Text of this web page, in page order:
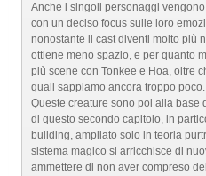
Anche i singoli personaggi
con un deciso focus sulle loro
nonostante il cast diventi molto più
ottiene meno spazio, e per quanto
più scene con Tonkee e Hoa, oltre
quali sappiamo ancora troppo poco.
Queste creature sono poi alla base
di questo secondo capitolo, in
building, ampliato solo in teoria
sistema magico si arricchisce di
ammettere di non aver compreso